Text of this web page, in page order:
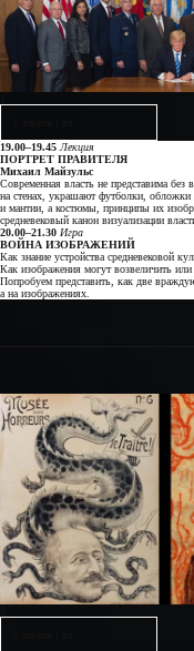
19.00–19.45 Лекция
ПОРТРЕТ ПРАВИТЕЛЯ
Михаил Майзульс
Современная власть не представима без
на стенах, украшают футболки,
и мантии, а костюмы, принципы их
средневековый канон визуализации
20.00–21.30 Игра
ВОЙНА ИЗОБРАЖЕНИЙ
Как знание устройства средневековой
Как изображения могут возвеличить или
Попробуем представить, как две
а на изображениях.